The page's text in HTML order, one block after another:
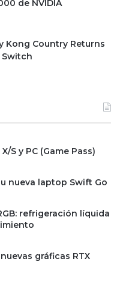
de NVIDIA
Kong Country Returns
Switch
S y PC (Game Pass)
nueva laptop Swift Go
refrigeración líquida
gráficas RTX